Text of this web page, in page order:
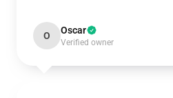
O Oscar
Verified owner